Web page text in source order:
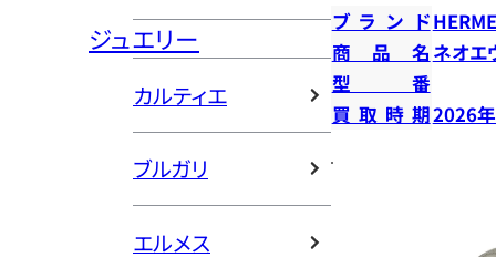
ジュエリー
カルティエ
ブルガリ
エルメス
ブランド
商品名 ネオエ
型番
買取時期2026